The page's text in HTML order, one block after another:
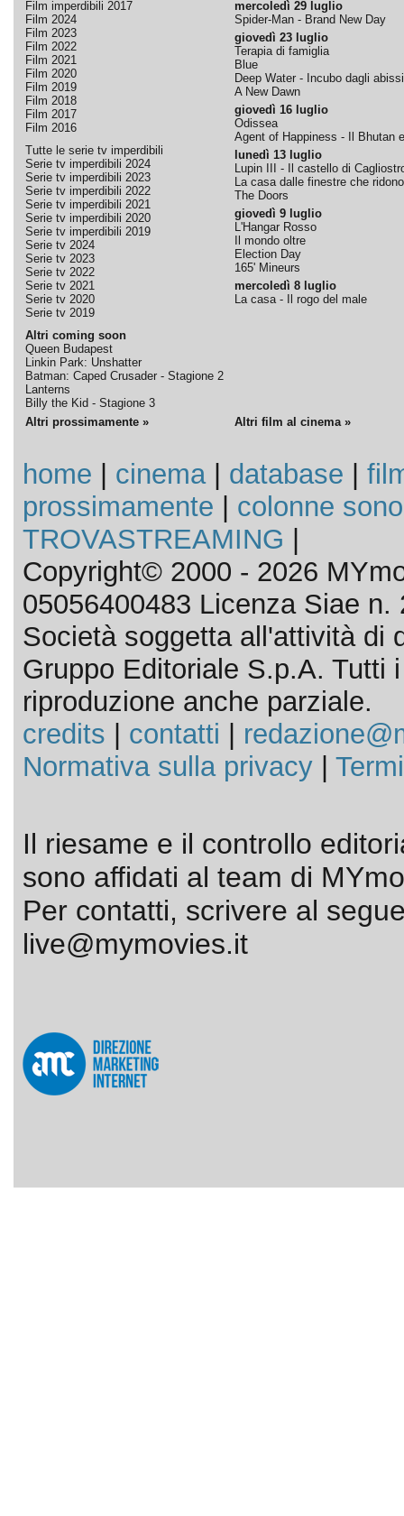
Film imperdibili 2017
Film 2024
Film 2023
Film 2022
Film 2021
Film 2020
Film 2019
Film 2018
Film 2017
Film 2016
Tutte le serie tv imperdibili
Serie tv imperdibili 2024
Serie tv imperdibili 2023
Serie tv imperdibili 2022
Serie tv imperdibili 2021
Serie tv imperdibili 2020
Serie tv imperdibili 2019
Serie tv 2024
Serie tv 2023
Serie tv 2022
Serie tv 2021
Serie tv 2020
Serie tv 2019
Altri coming soon
Queen Budapest
Linkin Park: Unshatter
Batman: Caped Crusader - Stagione 2
Lanterns
Billy the Kid - Stagione 3
mercoledì 29 luglio
Spider-Man - Brand New Day
giovedì 23 luglio
Terapia di famiglia
Blue
Deep Water - Incubo dagli abissi
A New Dawn
giovedì 16 luglio
Odissea
Agent of Happiness - Il Bhutan
lunedì 13 luglio
Lupin III - Il castello di
La casa dalle finestre che ridono
The Doors
giovedì 9 luglio
L'Hangar Rosso
Il mondo oltre
Election Day
165' Mineurs
mercoledì 8 luglio
La casa - Il rogo del male
Altri prossimamente » Altri film al cinema »
home cinema| database
prossimamente
colonne
TROVASTREAMING
Copyright© 2000 - 2026
05056400483 Licenza Siae n.
Società soggetta all'attività di
Gruppo Editoriale S.p.A. Tutti
riproduzione anche parziale.
credits
contatti
Normativa sulla privacy|
Il riesame e il controllo
sono affidati al team di
Per contatti, scrivere al
live@mymovies.it